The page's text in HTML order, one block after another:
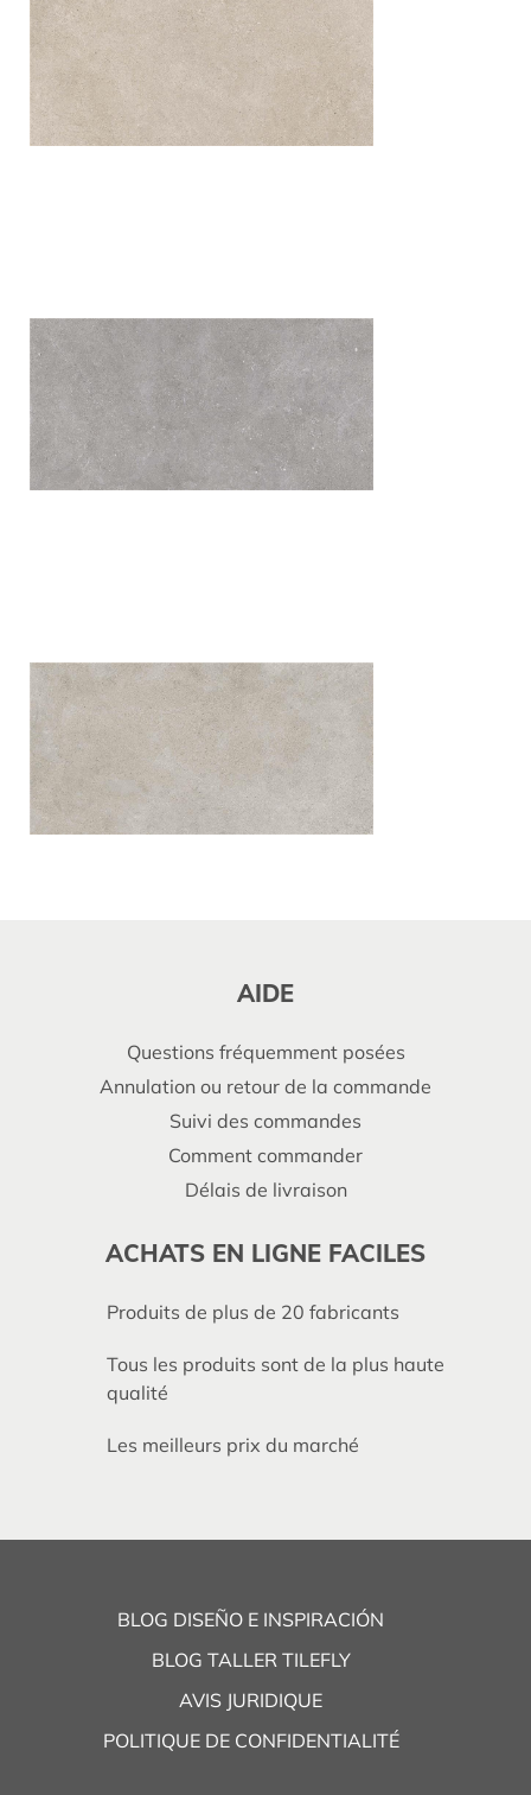
AIDE
Questions fréquemment posées
Annulation ou retour de la commande
Suivi des commandes
Comment commander
Délais de livraison
ACHATS EN LIGNE FACILES
Produits de plus de 20 fabricants
Tous les produits sont de la plus haute
qualité
Les meilleurs prix du marché
BLOG DISEÑO E INSPIRACIÓN
BLOG TALLER TILEFLY
AVIS JURIDIQUE
POLITIQUE DE CONFIDENTIALITÉ